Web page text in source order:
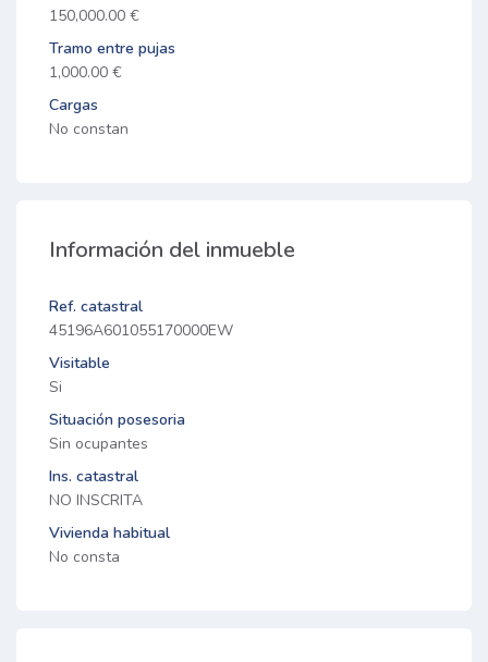
150,000.00 €
Tramo entre pujas
1,000.00 €
Cargas
No constan
Información del inmueble
Ref. catastral
45196A601055170000EW
Visitable
Si
Situación posesoria
Sin ocupantes
Ins. catastral
NO INSCRITA
Vivienda habitual
No consta